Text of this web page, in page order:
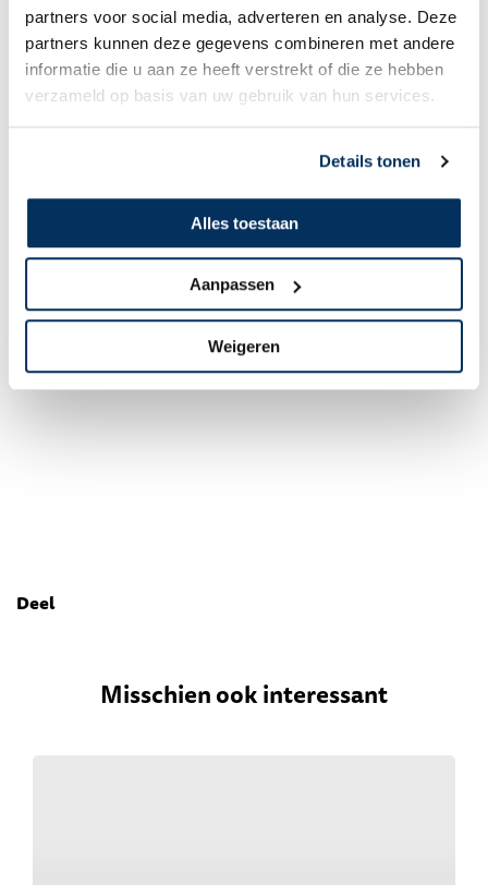
partners voor social media, adverteren en analyse. Deze
partners kunnen deze gegevens combineren met andere
informatie die u aan ze heeft verstrekt of die ze hebben
verzameld op basis van uw gebruik van hun services.
Details tonen
Alles toestaan
Aanpassen
Weigeren
Deel
Misschien ook interessant